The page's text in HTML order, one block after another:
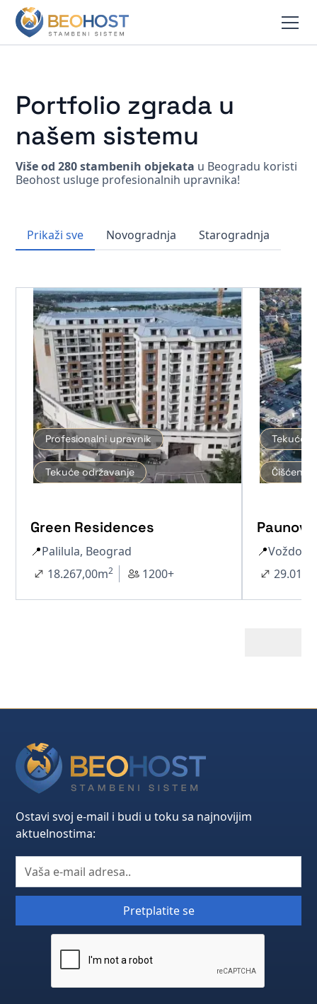
Portfolio zgrada u
našem sistemu
Više od 280 stambenih objekata u Beogradu koristi
Beohost usluge profesionalnih upravnika!
Prikaži sve Novogradnja Starogradnja
Profesionalni upravnik
Tekuće održavanje
Green Residences
📍Palilula, Beograd
18.267,00m2 1200+
Tekuće
Čišćenje
Paunov
📍
Ostavi svoj e-mail i budi u toku sa najnovijim
aktuelnostima: